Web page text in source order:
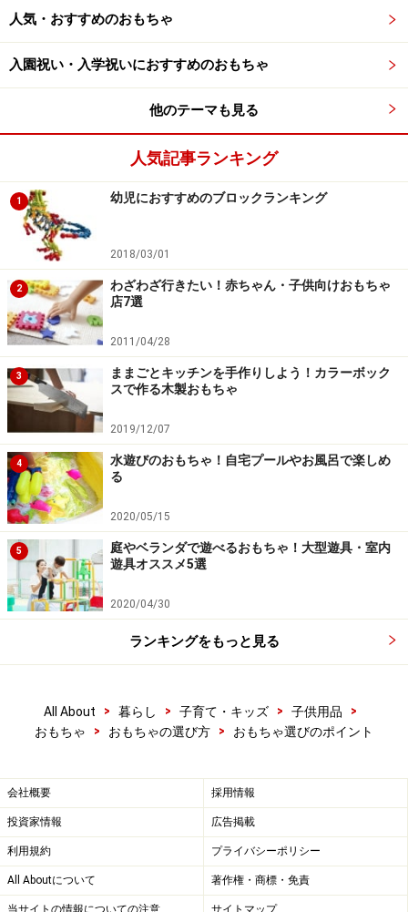
人気・おすすめのおもちゃ
入園祝い・入学祝いにおすすめのおもちゃ
他のテーマも見る
人気記事ランキング
1 幼児におすすめのブロックランキング
2018/03/01
2
わざわざ行きたい！赤ちゃん・子供向けおもちゃ
店7選
2011/04/28
3
ままごとキッチンを手作りしよう！カラーボック
スで作る木製おもちゃ
2019/12/07
4
水遊びのおもちゃ！自宅プールやお風呂で楽しめ
る
2020/05/15
5
庭やベランダで遊べるおもちゃ！大型遊具・室内
遊具オススメ5選
2020/04/30
ランキングをもっと見る
All About > 暮らし > 子育て・キッズ > 子供用品
>
おもちゃ
> おもちゃの選び方 > おもちゃ選びのポイント
会社概要 採用情報
投資家情報 広告掲載
利用規約 プライバシーポリシー
All Aboutについて 著作権・商標・免責